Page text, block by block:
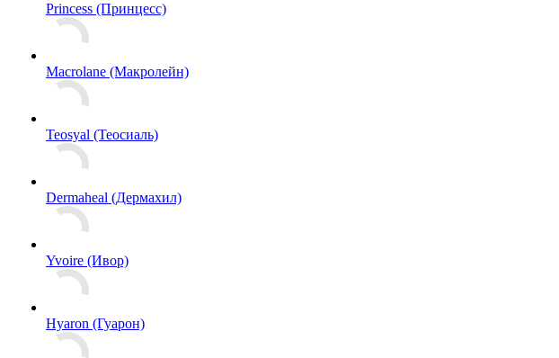
Princess (Принцесс)
Macrolane (Макролейн)
Teosyal (Теосиаль)
Dermaheal (Дермахил)
Yvoire (Ивор)
Hyaron (Гуарон)